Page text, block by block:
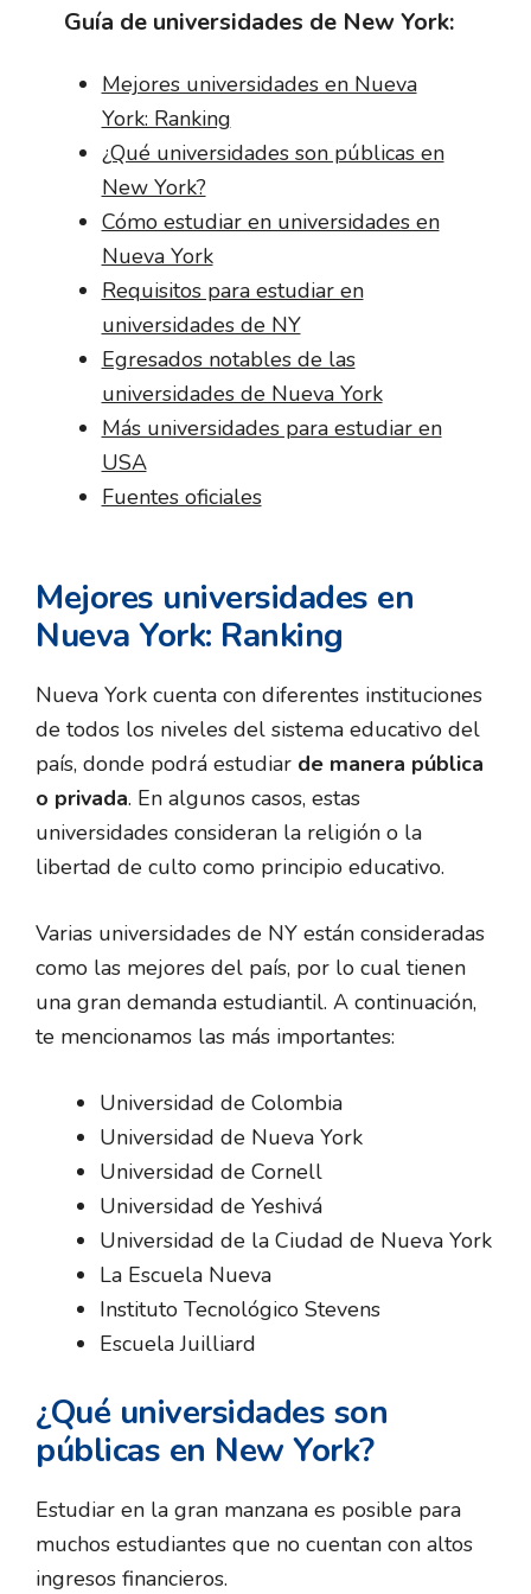
Guía de universidades de New York:
Mejores universidades en Nueva
York: Ranking
¿Qué universidades son públicas en
New York?
Cómo estudiar en universidades en
Nueva York
Requisitos para estudiar en
universidades de NY
Egresados notables de las
universidades de Nueva York
Más universidades para estudiar en
USA
Fuentes oficiales
Mejores universidades en
Nueva York: Ranking
Nueva York cuenta con diferentes instituciones
de todos los niveles del sistema educativo del
país, donde podrá estudiar de manera pública
o privada. En algunos casos, estas
universidades consideran la religión o la
libertad de culto como principio educativo.
Varias universidades de NY están consideradas
como las mejores del país, por lo cual tienen
una gran demanda estudiantil. A continuación,
te mencionamos las más importantes:
Universidad de Colombia
Universidad de Nueva York
Universidad de Cornell
Universidad de Yeshivá
Universidad de la Ciudad de Nueva York
La Escuela Nueva
Instituto Tecnológico Stevens
Escuela Juilliard
¿Qué universidades son
públicas en New York?
Estudiar en la gran manzana es posible para
muchos estudiantes que no cuentan con altos
ingresos financieros.